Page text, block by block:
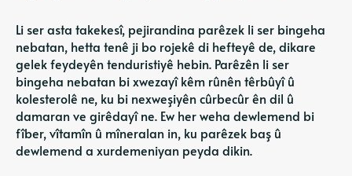
Li ser asta takekesî, pejirandina parêzek li ser bingeha
nebatan, hetta tenê ji bo rojekê di hefteyê de, dikare
gelek feydeyên tenduristiyê hebin. Parêzên li ser
bingeha nebatan bi xwezayî kêm rûnên têrbûyî û
kolesterolê ne, ku bi nexweşiyên cûrbecûr ên dil û
damaran ve girêdayî ne. Ew her weha dewlemend bi
fîber, vîtamîn û mîneralan in, ku parêzek baş û
dewlemend a xurdemeniyan peyda dikin.